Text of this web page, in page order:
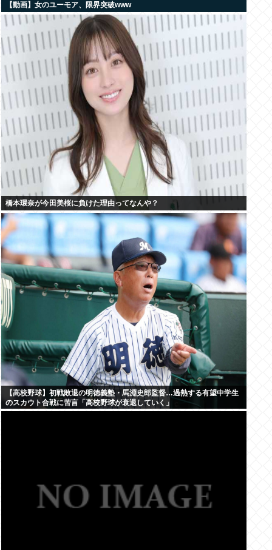
【動画】女のユーモア、限界突破www
橋本環奈が今田美桜に負けた理由ってなんや？
【高校野球】初戦敗退の明徳義塾・馬淵史郎監督…過熱する有望中学生
のスカウト合戦に苦言「高校野球が衰退していく」